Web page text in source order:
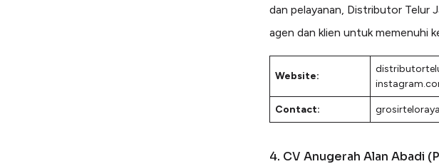
dan pelayanan, Distributor Telur
agen dan klien untuk memenuhi
Website:
Contact:
4. CV Anugerah Alan Abadi